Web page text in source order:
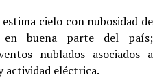
cielo con nubosidad de
en buena parte del país;
nublados asociados a
actividad eléctrica.